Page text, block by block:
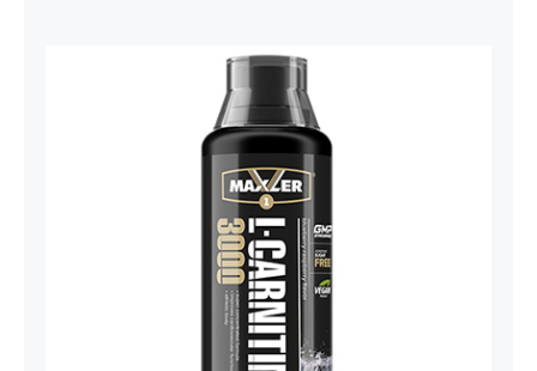
Carnitine Liquid Comfortable Shape
3000 – 500 ml
Mršavko Svi proizvodi
1.800,00рсд